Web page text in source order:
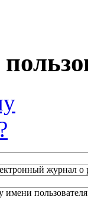
журнал